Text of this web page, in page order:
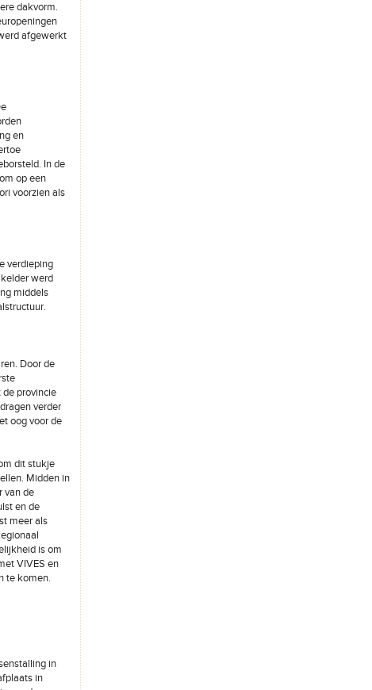
dakvorm.
afgewerkt
en
In de
op een
voorzien als
verdieping
werd
middels
Door de
provincie
verder
oog voor de
dit stukje
Midden in
van de
en de
meer als
is om
VIVES en
te komen.
in
in